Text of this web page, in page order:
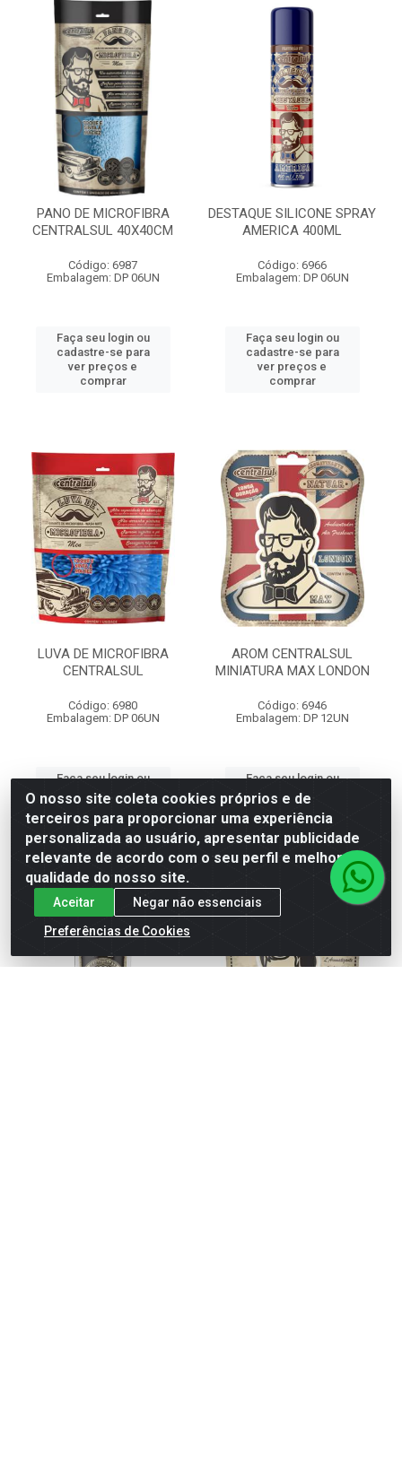
PANO DE MICROFIBRA
CENTRALSUL 40X40CM
Código: 6987
Embalagem: DP 06UN
Faça seu login ou
cadastre-se para
ver preços e
comprar
DESTAQUE SILICONE SPRAY
AMERICA 400ML
Código: 6966
Embalagem: DP 06UN
Faça seu login ou
cadastre-se para
ver preços e
comprar
LUVA DE MICROFIBRA
CENTRALSUL
Código: 6980
Embalagem: DP 06UN
Faça seu login ou
cadastre-se para
ver preços e
comprar
AROM CENTRALSUL
MINIATURA MAX LONDON
Código: 6946
Embalagem: DP 12UN
Faça seu login ou
cadastre-se para
ver preços e
comprar
O nosso site coleta cookies próprios e de
terceiros para proporcionar uma experiência
personalizada ao usuário, apresentar publicidade
relevante de acordo com o seu perfil e melhorar a
qualidade do nosso site.
Aceitar
Negar não essenciais
Preferências de Cookies